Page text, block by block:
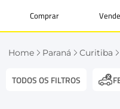
Comprar
Home Paraná Curitiba
TODOS OS FILTROS